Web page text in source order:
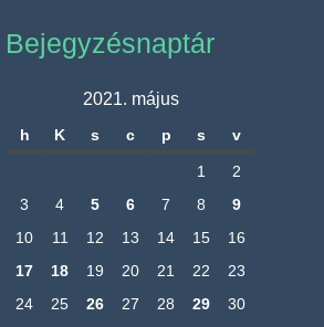
Bejegyzésnaptár
2021. május
h K s c p s v
1
2
3
4 5 6 7 8
9
10
11 12 13 14 15
16
17
18 19 20 21 22
23
24
25 26 27 28 29
30